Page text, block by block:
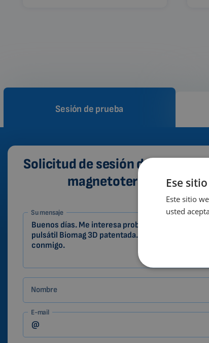
Sesión de prueba
Solicitud de sesión de prueba de
magnetoterapia 3D
1-
ES
Zákazník
Su mensaje
Nombre
E-mail
Ese
Este sitio
usted